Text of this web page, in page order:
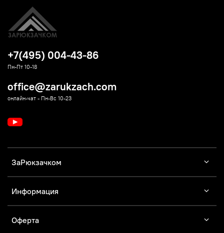
ЗаРюкзачком
Информация
Оферта
+7(495) 004-43-86
Пн-Пт 10-18
office@zarukzach.com
онлайн-чат - Пн-Вс 10-23